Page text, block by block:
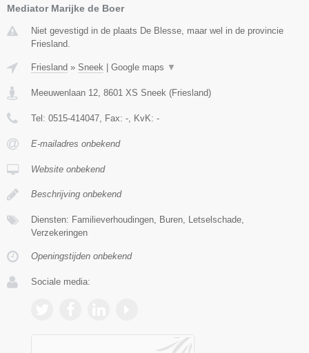
Mediator Marijke de Boer
Niet gevestigd in de plaats De Blesse, maar wel in de provincie
Friesland.
Friesland » Sneek Google maps ▼
Meeuwenlaan 12, 8601 XS Sneek (Friesland)
Tel: 0515-414047, Fax: -, KvK: -
E-mailadres onbekend
Website onbekend
Beschrijving onbekend
Diensten: Familieverhoudingen, Buren, Letselschade,
Verzekeringen
Openingstijden onbekend
Sociale media: